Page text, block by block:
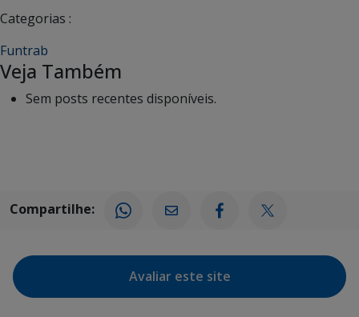
Categorias :
Funtrab
Veja Também
Sem posts recentes disponíveis.
Compartilhe:
Avaliar este site